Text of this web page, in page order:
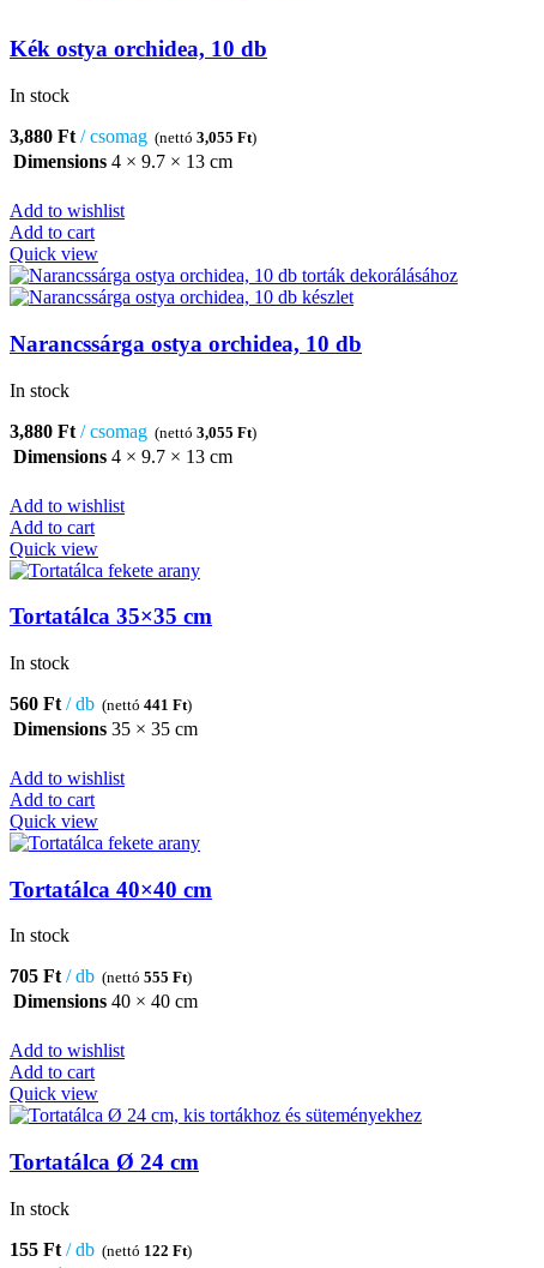
Kék ostya orchidea, 10 db
In stock
3,880 Ft csomag (nettó 3,055 Ft)
Dimensions 4 × 9.7 × 13 cm
Add to wishlist
Add to cart
Quick view
Narancssárga ostya orchidea, 10 db
In stock
3,880 Ft csomag (nettó 3,055 Ft)
Dimensions 4 × 9.7 × 13 cm
Add to wishlist
Add to cart
Quick view
Tortatálca 35×35 cm
In stock
560 Ft db (nettó 441 Ft)
Dimensions 35 × 35 cm
Add to wishlist
Add to cart
Quick view
Tortatálca 40×40 cm
In stock
705 Ft db (nettó 555 Ft)
Dimensions 40 × 40 cm
Add to wishlist
Add to cart
Quick view
Tortatálca Ø 24 cm
In stock
155 Ft db (nettó 122 Ft)